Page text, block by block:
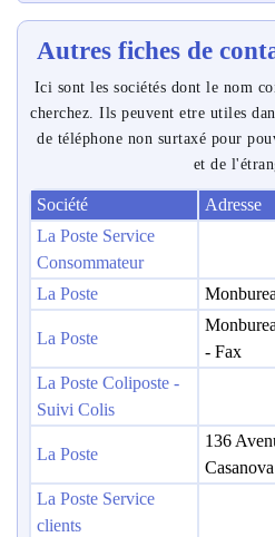
Autres fiches de
Ici sont les sociétés dont le nom
cherchez. Ils peuvent etre utiles
de téléphone non surtaxé pour
et de
Société Adresse
La Poste Service
Consommateur
La Poste
La Poste
- Fax
La Poste Coliposte -
Suivi Colis
La Poste
136
La Poste Service
clients